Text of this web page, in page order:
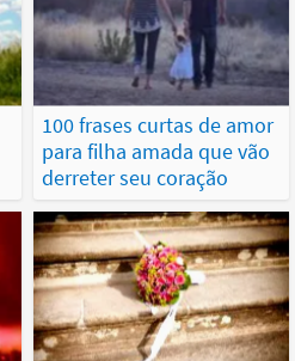
100 frases curtas de amor
para filha amada que vão
derreter seu coração